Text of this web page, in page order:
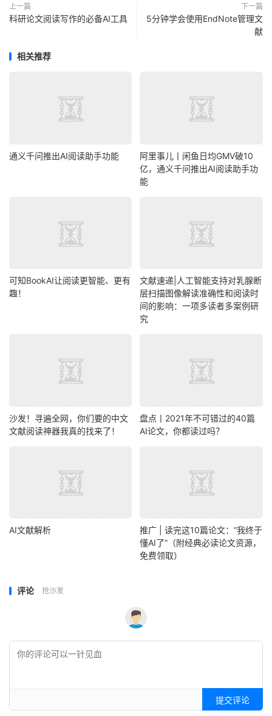
上一篇
科研论文阅读写作的必备AI工具
下一篇
5分钟学会使用EndNote管理文
献
相关推荐
通义千问推出AI阅读助手功能
阿里事儿丨闲鱼日均GMV破10
亿，通义千问推出AI阅读助手功
能
可知BookAI让阅读更智能、更有
趣！
文献速递|人工智能支持对乳腺断
层扫描图像解读准确性和阅读时
间的影响：一项多读者多案例研
究
沙发！寻遍全网，你们要的中文
文献阅读神器我真的找来了！
盘点丨2021年不可错过的40篇
AI论文，你都读过吗？
AI文献解析
推广 | 读完这10篇论文：“我终于
懂AI了”（附经典必读论文资源，
免费领取）
评论 抢沙发
提交评论